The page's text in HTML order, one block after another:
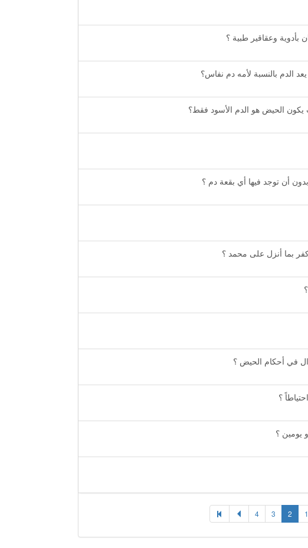
بأدوية وعقاقير طبية ؟
الدم بالنسبة لأمه دم نفاس؟
الحيض هو الدم الأسود فقط؟
أن توجد فيها أي بقعة دم ؟
بما أنزل على محمد ؟
في أحكام الحيض ؟
؟
يومين ؟
1
2
3
4